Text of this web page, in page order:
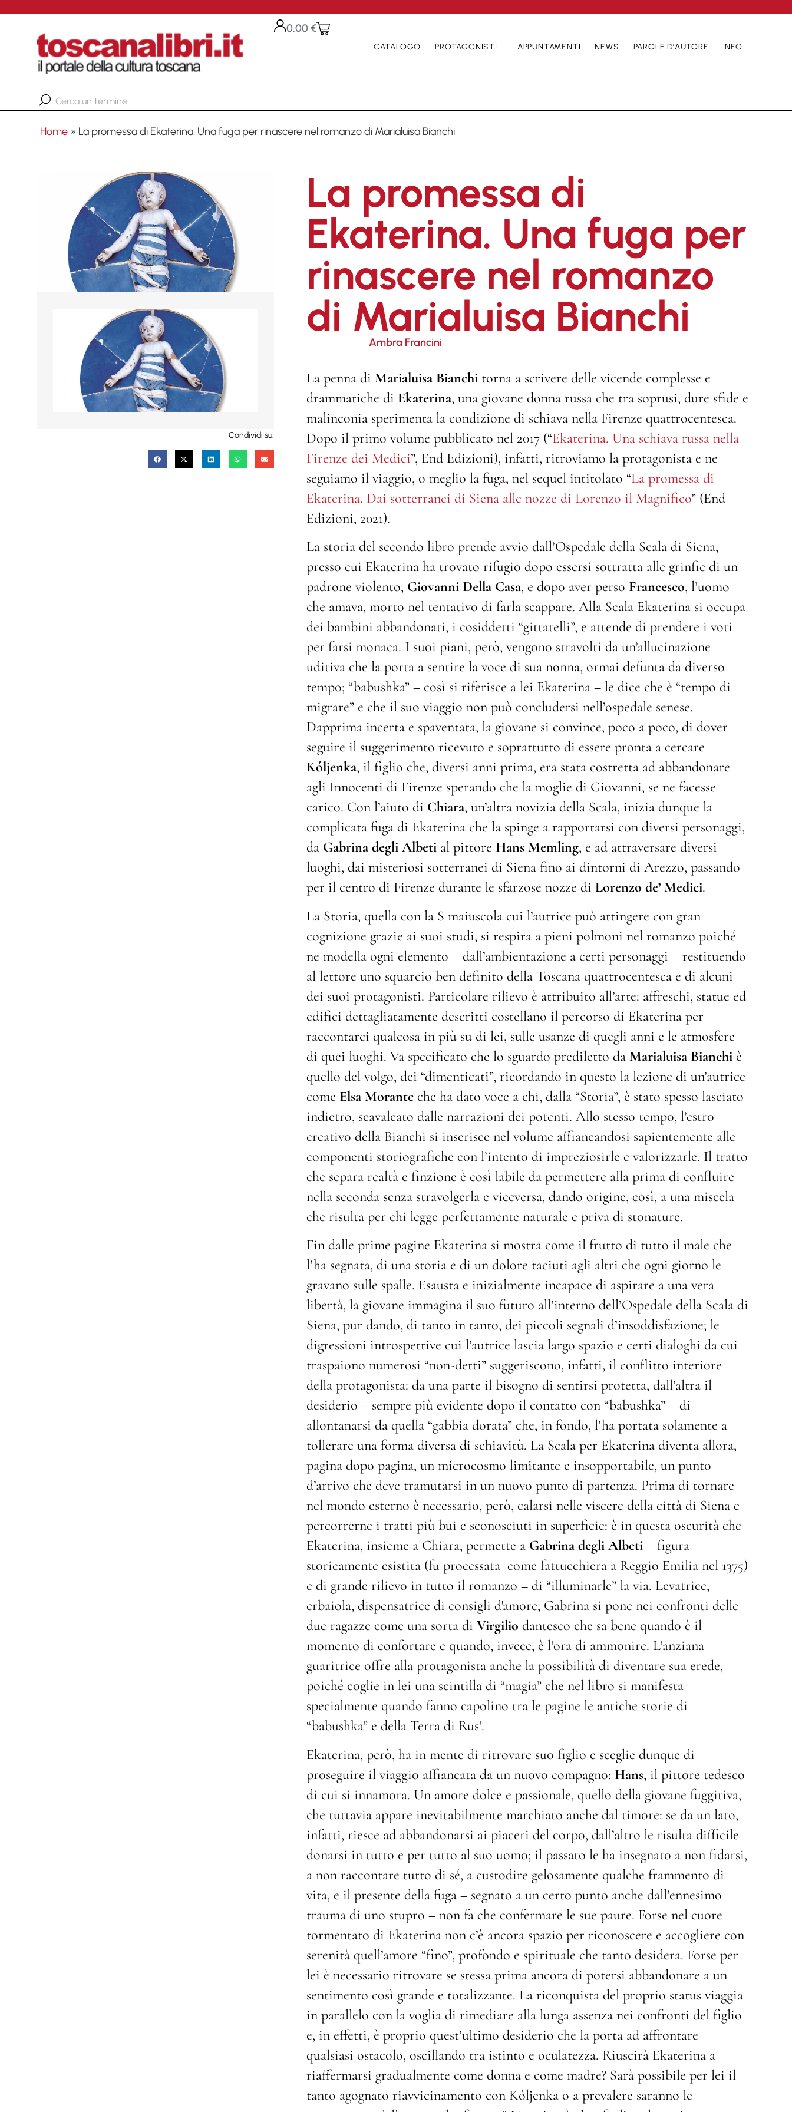
0,00€
CATALOGO PROTAGONISTI APPUNTAMENTI NEWS PAROLE D’AUTORE INFO
Home » La promessa di Ekaterina. Una fuga per rinascere nel romanzo di Marialuisa Bianchi
Condividi su:
La promessa di
Ekaterina. Una fuga per
rinascere nel romanzo
di Marialuisa Bianchi
Ambra Francini
La penna di Marialuisa Bianchitorna a scrivere delle vicende complesse e
drammatiche di Ekaterina, una giovane donna russa che tra soprusi, dure sfide e
malinconia sperimenta la condizione di schiava nella Firenze quattrocentesca.
Dopo il primo volume pubblicato nel 2017 (“Ekaterina. Una schiava russa nella
Firenze dei Medici”, End Edizioni), infatti, ritroviamo la protagonista e ne
seguiamo il viaggio, o meglio la fuga, nel sequel intitolato “La promessa di
Ekaterina. Dai sotterranei di Siena alle nozze di Lorenzo il Magnifico” (End
Edizioni, 2021).
La storia del secondo libro prende avvio dall’Ospedale della Scala di Siena,
presso cui Ekaterina ha trovato rifugio dopo essersi sottratta alle grinfie di un
padrone violento, Giovanni Della Casa, e dopo aver perso Francesco, l’uomo
che amava, morto nel tentativo di farla scappare. Alla Scala Ekaterina si occupa
dei bambini abbandonati, i cosiddetti “gittatelli”, e attende di prendere i voti
per farsi monaca. I suoi piani, però, vengono stravolti da un’allucinazione
uditiva che la porta a sentire la voce di sua nonna, ormai defunta da diverso
tempo; “babushka” – così si riferisce a lei Ekaterina – le dice che è “tempo di
migrare” e che il suo viaggio non può concludersi nell’ospedale senese.
Dapprima incerta e spaventata, la giovane si convince, poco a poco, di dover
seguire il suggerimento ricevuto e soprattutto di essere pronta a cercare
Kóljenka, il figlio che, diversi anni prima, era stata costretta ad abbandonare
agli Innocenti di Firenze sperando che la moglie di Giovanni, se ne facesse
carico. Con l’aiuto di Chiara, un’altra novizia della Scala, inizia dunque la
complicata fuga di Ekaterina che la spinge a rapportarsi con diversi personaggi,
da Gabrina degli Albetial pittore Hans Memling, e ad attraversare diversi
luoghi, dai misteriosi sotterranei di Siena fino ai dintorni di Arezzo, passando
per il centro di Firenze durante le sfarzose nozze di Lorenzo de’ Medici.
La Storia, quella con la S maiuscola cui l’autrice può attingere con gran
cognizione grazie ai suoi studi, si respira a pieni polmoni nel romanzo poiché
ne modella ogni elemento – dall’ambientazione a certi personaggi – restituendo
al lettore uno squarcio ben definito della Toscana quattrocentesca e di alcuni
dei suoi protagonisti. Particolare rilievo è attribuito all’arte: affreschi, statue ed
edifici dettagliatamente descritti costellano il percorso di Ekaterina per
raccontarci qualcosa in più su di lei, sulle usanze di quegli anni e le atmosfere
di quei luoghi. Va specificato che lo sguardo prediletto da Marialuisa Bianchiè
quello del volgo, dei “dimenticati”, ricordando in questo la lezione di un’autrice
come Elsa Moranteche ha dato voce a chi, dalla “Storia”, è stato spesso lasciato
indietro, scavalcato dalle narrazioni dei potenti. Allo stesso tempo, l’estro
creativo della Bianchi si inserisce nel volume affiancandosi sapientemente alle
componenti storiografiche con l’intento di impreziosirle e valorizzarle. Il tratto
che separa realtà e finzione è così labile da permettere alla prima di confluire
nella seconda senza stravolgerla e viceversa, dando origine, così, a una miscela
che risulta per chi legge perfettamente naturale e priva di stonature.
Fin dalle prime pagine Ekaterina si mostra come il frutto di tutto il male che
l’ha segnata, di una storia e di un dolore taciuti agli altri che ogni giorno le
gravano sulle spalle. Esausta e inizialmente incapace di aspirare a una vera
libertà, la giovane immagina il suo futuro all’interno dell’Ospedale della Scala di
Siena, pur dando, di tanto in tanto, dei piccoli segnali d’insoddisfazione; le
digressioni introspettive cui l’autrice lascia largo spazio e certi dialoghi da cui
traspaiono numerosi “non-detti” suggeriscono, infatti, il conflitto interiore
della protagonista: da una parte il bisogno di sentirsi protetta, dall’altra il
desiderio – sempre più evidente dopo il contatto con “babushka” – di
allontanarsi da quella “gabbia dorata” che, in fondo, l’ha portata solamente a
tollerare una forma diversa di schiavitù. La Scala per Ekaterina diventa allora,
pagina dopo pagina, un microcosmo limitante e insopportabile, un punto
d’arrivo che deve tramutarsi in un nuovo punto di partenza. Prima di tornare
nel mondo esterno è necessario, però, calarsi nelle viscere della città di Siena e
percorrerne i tratti più bui e sconosciuti in superficie: è in questa oscurità che
Ekaterina, insieme a Chiara, permette a Gabrina degli Albeti – figura
storicamente esistita (fu processata come fattucchiera a Reggio Emilia nel 1375)
e di grande rilievo in tutto il romanzo – di “illuminarle” la via. Levatrice,
erbaiola, dispensatrice di consigli d'amore, Gabrina si pone nei confronti delle
due ragazze come una sorta di Virgilio dantesco che sa bene quando è il
momento di confortare e quando, invece, è l’ora di ammonire. L’anziana
guaritrice offre alla protagonista anche la possibilità di diventare sua erede,
poiché coglie in lei una scintilla di “magia” che nel libro si manifesta
specialmente quando fanno capolino tra le pagine le antiche storie di
“babushka” e della Terra di Rus’.
Ekaterina, però, ha in mente di ritrovare suo figlio e sceglie dunque di
proseguire il viaggio affiancata da un nuovo compagno: Hans, il pittore tedesco
di cui si innamora. Un amore dolce e passionale, quello della giovane fuggitiva,
che tuttavia appare inevitabilmente marchiato anche dal timore: se da un lato,
infatti, riesce ad abbandonarsi ai piaceri del corpo, dall’altro le risulta difficile
donarsi in tutto e per tutto al suo uomo; il passato le ha insegnato a non fidarsi,
a non raccontare tutto di sé, a custodire gelosamente qualche frammento di
vita, e il presente della fuga – segnato a un certo punto anche dall’ennesimo
trauma di uno stupro – non fa che confermare le sue paure. Forse nel cuore
tormentato di Ekaterina non c’è ancora spazio per riconoscere e accogliere con
serenità quell’amore “fino”, profondo e spirituale che tanto desidera. Forse per
lei è necessario ritrovare se stessa prima ancora di potersi abbandonare a un
sentimento così grande e totalizzante. La riconquista del proprio status viaggia
in parallelo con la voglia di rimediare alla lunga assenza nei confronti del figlio
e, in effetti, è proprio quest’ultimo desiderio che la porta ad affrontare
qualsiasi ostacolo, oscillando tra istinto e oculatezza. Riuscirà Ekaterina a
riaffermarsi gradualmente come donna e come madre? Sarà possibile per lei il
tanto agognato riavvicinamento con Kóljenka o a prevalere saranno le